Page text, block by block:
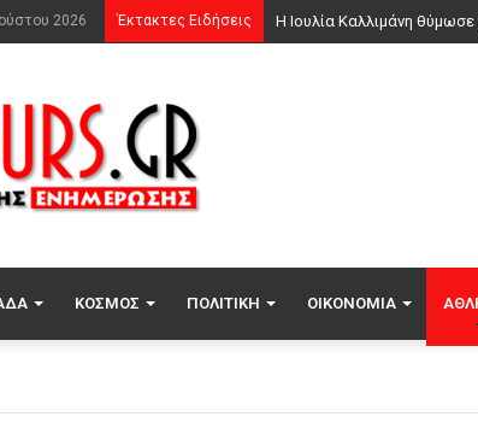
2026 Έκτακτες Ειδήσεις Φωτιά σε
ΚΌΣΜΟΣ ΠΟΛΙΤΙΚΉ ΟΙΚΟΝΟΜΊΑ